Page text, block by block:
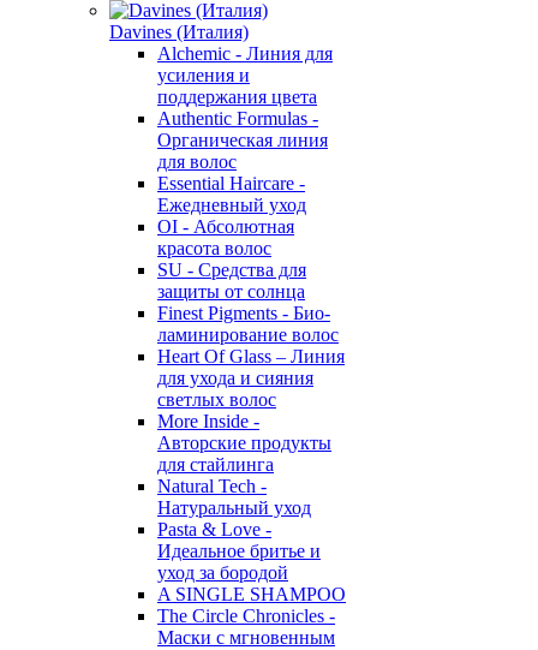
Davines (Италия)
Alchemic - Линия для
усиления и
поддержания цвета
Authentic Formulas -
Органическая линия
для волос
Essential Haircare -
Eжедневный уход
OI - Абсолютная
красота волос
SU - Средства для
защиты от солнца
Finest Pigments - Био-
ламинирование волос
Heart Of Glass – Линия
для ухода и сияния
светлых волос
More Inside -
Авторские продукты
для стайлинга
Natural Tech -
Натуральный уход
Pasta & Love -
Идеальное бритье и
уход за бородой
A SINGLE SHAMPOO
The Circle Chronicles -
Маски с мгновенным